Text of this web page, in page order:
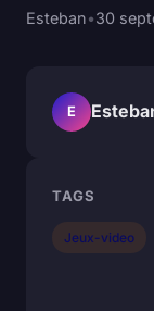
Esteban•30
E
TAGS
Jeux-video